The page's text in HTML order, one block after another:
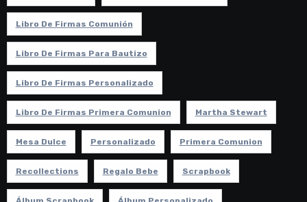
Libro De Firmas Comunión
Libro De Firmas Para Bautizo
Libro De Firmas Personalizado
Libro De Firmas Primera Comunion Martha Stewart
Mesa Dulce Personalizado Primera Comunion
Recollections Regalo Bebe Scrapbook